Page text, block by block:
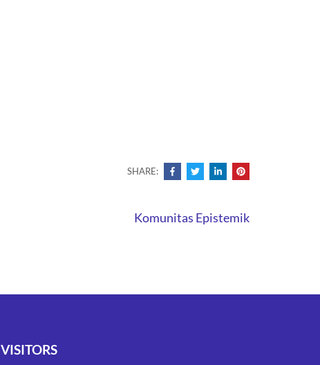
SHARE:
Komunitas Epistemik
VISITORS